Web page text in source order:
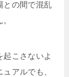
との間で混乱
こさないよ
アルでも、